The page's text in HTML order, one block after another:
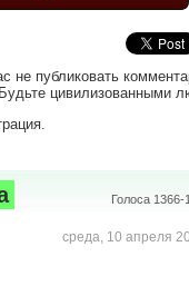
не публиковать
цивилизованными
Голоса 1366-
среда, 10 апреля